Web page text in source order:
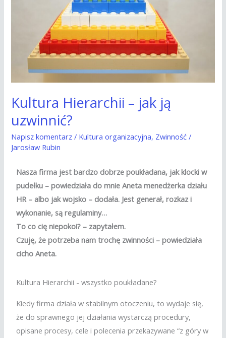
Kultura Hierarchii – jak ją
uzwinnić?
Napisz komentarz / Kultura organizacyjna, Zwinność /
Jarosław Rubin
Nasza firma jest bardzo dobrze poukładana, jak klocki w
pudełku – powiedziała do mnie Aneta menedżerka działu
HR – albo jak wojsko – dodała. Jest generał, rozkaz i
wykonanie, są regulaminy…
To co cię niepokoi? – zapytałem.
Czuję, że potrzeba nam trochę zwinności – powiedziała
cicho Aneta.
Kultura Hierarchii - wszystko poukładane?
Kiedy firma działa w stabilnym otoczeniu, to wydaje się,
że do sprawnego jej działania wystarczą procedury,
opisane procesy, cele i polecenia przekazywane “z góry w